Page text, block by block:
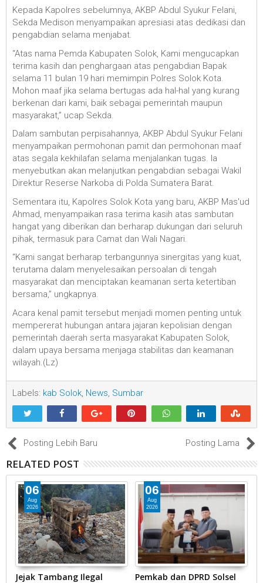
Kepada Kapolres sebelumnya, AKBP Abdul Syukur Felani,
Sekda Medison menyampaikan apresiasi atas dedikasi dan
pengabdian selama menjabat.
“Atas nama Pemda Kabupaten Solok, Kami mengucapkan
terima kasih dan penghargaan atas pengabdian Bapak
selama 11 bulan 19 hari memimpin Polres Solok Kota.
Mohon maaf jika selama bertugas ada hal-hal yang kurang
berkenan dari kami, baik sebagai pemerintah maupun
masyarakat,” ucap Sekda.
Dalam sambutan perpisahannya, AKBP Abdul Syukur Felani
menyampaikan permohonan pamit dan permohonan maaf
atas segala kekhilafan selama menjalankan tugas. Ia
menyebutkan akan melanjutkan pengabdian sebagai Wakil
Direktur Reserse Narkoba di Polda Sumatera Barat.
Sementara itu, Kapolres Solok Kota yang baru, AKBP Mas'ud
Ahmad, menyampaikan rasa terima kasih atas sambutan
hangat yang diberikan dan berharap dukungan dari seluruh
pihak, termasuk para Camat dan Wali Nagari.
“Kami sangat berharap terbangunnya sinergitas yang kuat,
terutama dalam menyelesaikan persoalan di tengah
masyarakat dan menciptakan keamanan serta ketertiban
bersama,” ungkapnya.
Acara kenal pamit tersebut menjadi momen penting untuk
mempererat hubungan antara jajaran kepolisian dengan
pemerintah daerah serta masyarakat Kabupaten Solok,
dalam upaya bersama menjaga stabilitas dan keamanan
wilayah.(Lz)
Labels: kab Solok, News, Sumbar
Posting Lebih Baru Posting Lama
RELATED POST
06
Aug
2026
Jejak Tambang Ilegal
06
Aug
2026
Pemkab dan DPRD Solsel